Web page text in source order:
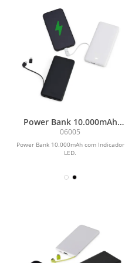
Power Bank 10.000mAh
com Indicador LED
06005
Power Bank 10.000mAh com Indicador
LED.